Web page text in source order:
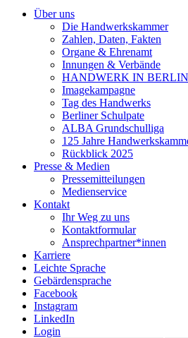
Über uns
Die Handwerkskammer
Zahlen, Daten, Fakten
Organe & Ehrenamt
Innungen & Verbände
HANDWERK IN BERLIN
Imagekampagne
Tag des Handwerks
Berliner Schulpate
ALBA Grundschulliga
125 Jahre
Rückblick 2025
Presse & Medien
Pressemitteilungen
Medienservice
Kontakt
Ihr Weg zu uns
Kontaktformular
Ansprechpartner*innen
Karriere
Leichte Sprache
Gebärdensprache
Facebook
Instagram
LinkedIn
Login